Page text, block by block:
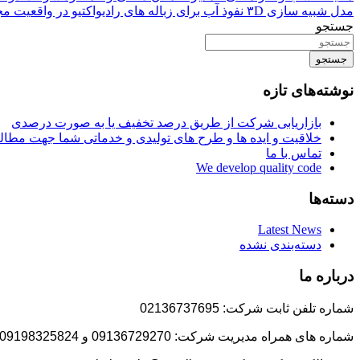
مدل شبیه سازی ۳D نفوذ آب برای زباله های رادیواکتیو در واقعیت مجازی
جستجو
جستجو
نوشته‌های تازه
بازاریابی شرکت از طریق درصد تخفیف یا به صورت درصدی
خلاقیت و ایده ها و طرح های تولیدی و خدماتی شما جهت
تماس با ما
We develop quality code
دسته‌ها
Latest News
دسته‌بندی نشده
درباره ما
شماره تلفن ثابت شرکت: 02136737695
شماره های همراه مدیریت شرکت: 09136729270 و 09198325824